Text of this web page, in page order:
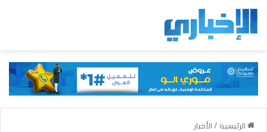
الرئيسية / الأخبار